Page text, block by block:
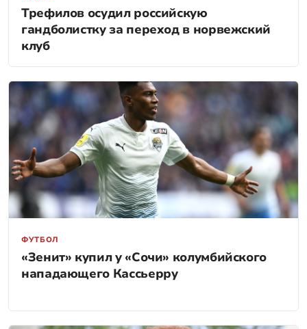
Трефилов осудил российскую
гандболистку за переход в норвежский
клуб
ФУТБОЛ
«Зенит» купил у «Сочи» колумбийского
нападающего Кассьерру